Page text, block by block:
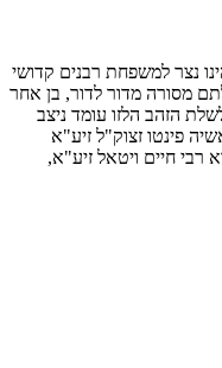
נצר למשפחת רבנים קדושי
מסורה מדור לדור, בן אחר
הזהב הלזו עומד ניצב
פינטו זצוק"ל זיע"א
רבי חיים ויטאל זיע"א,